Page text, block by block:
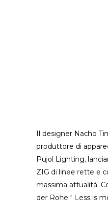
Il designer Nacho
produttore di
Pujol Lighting,
ZIG di linee rette e
massima attualità.
der Rohe " Less is